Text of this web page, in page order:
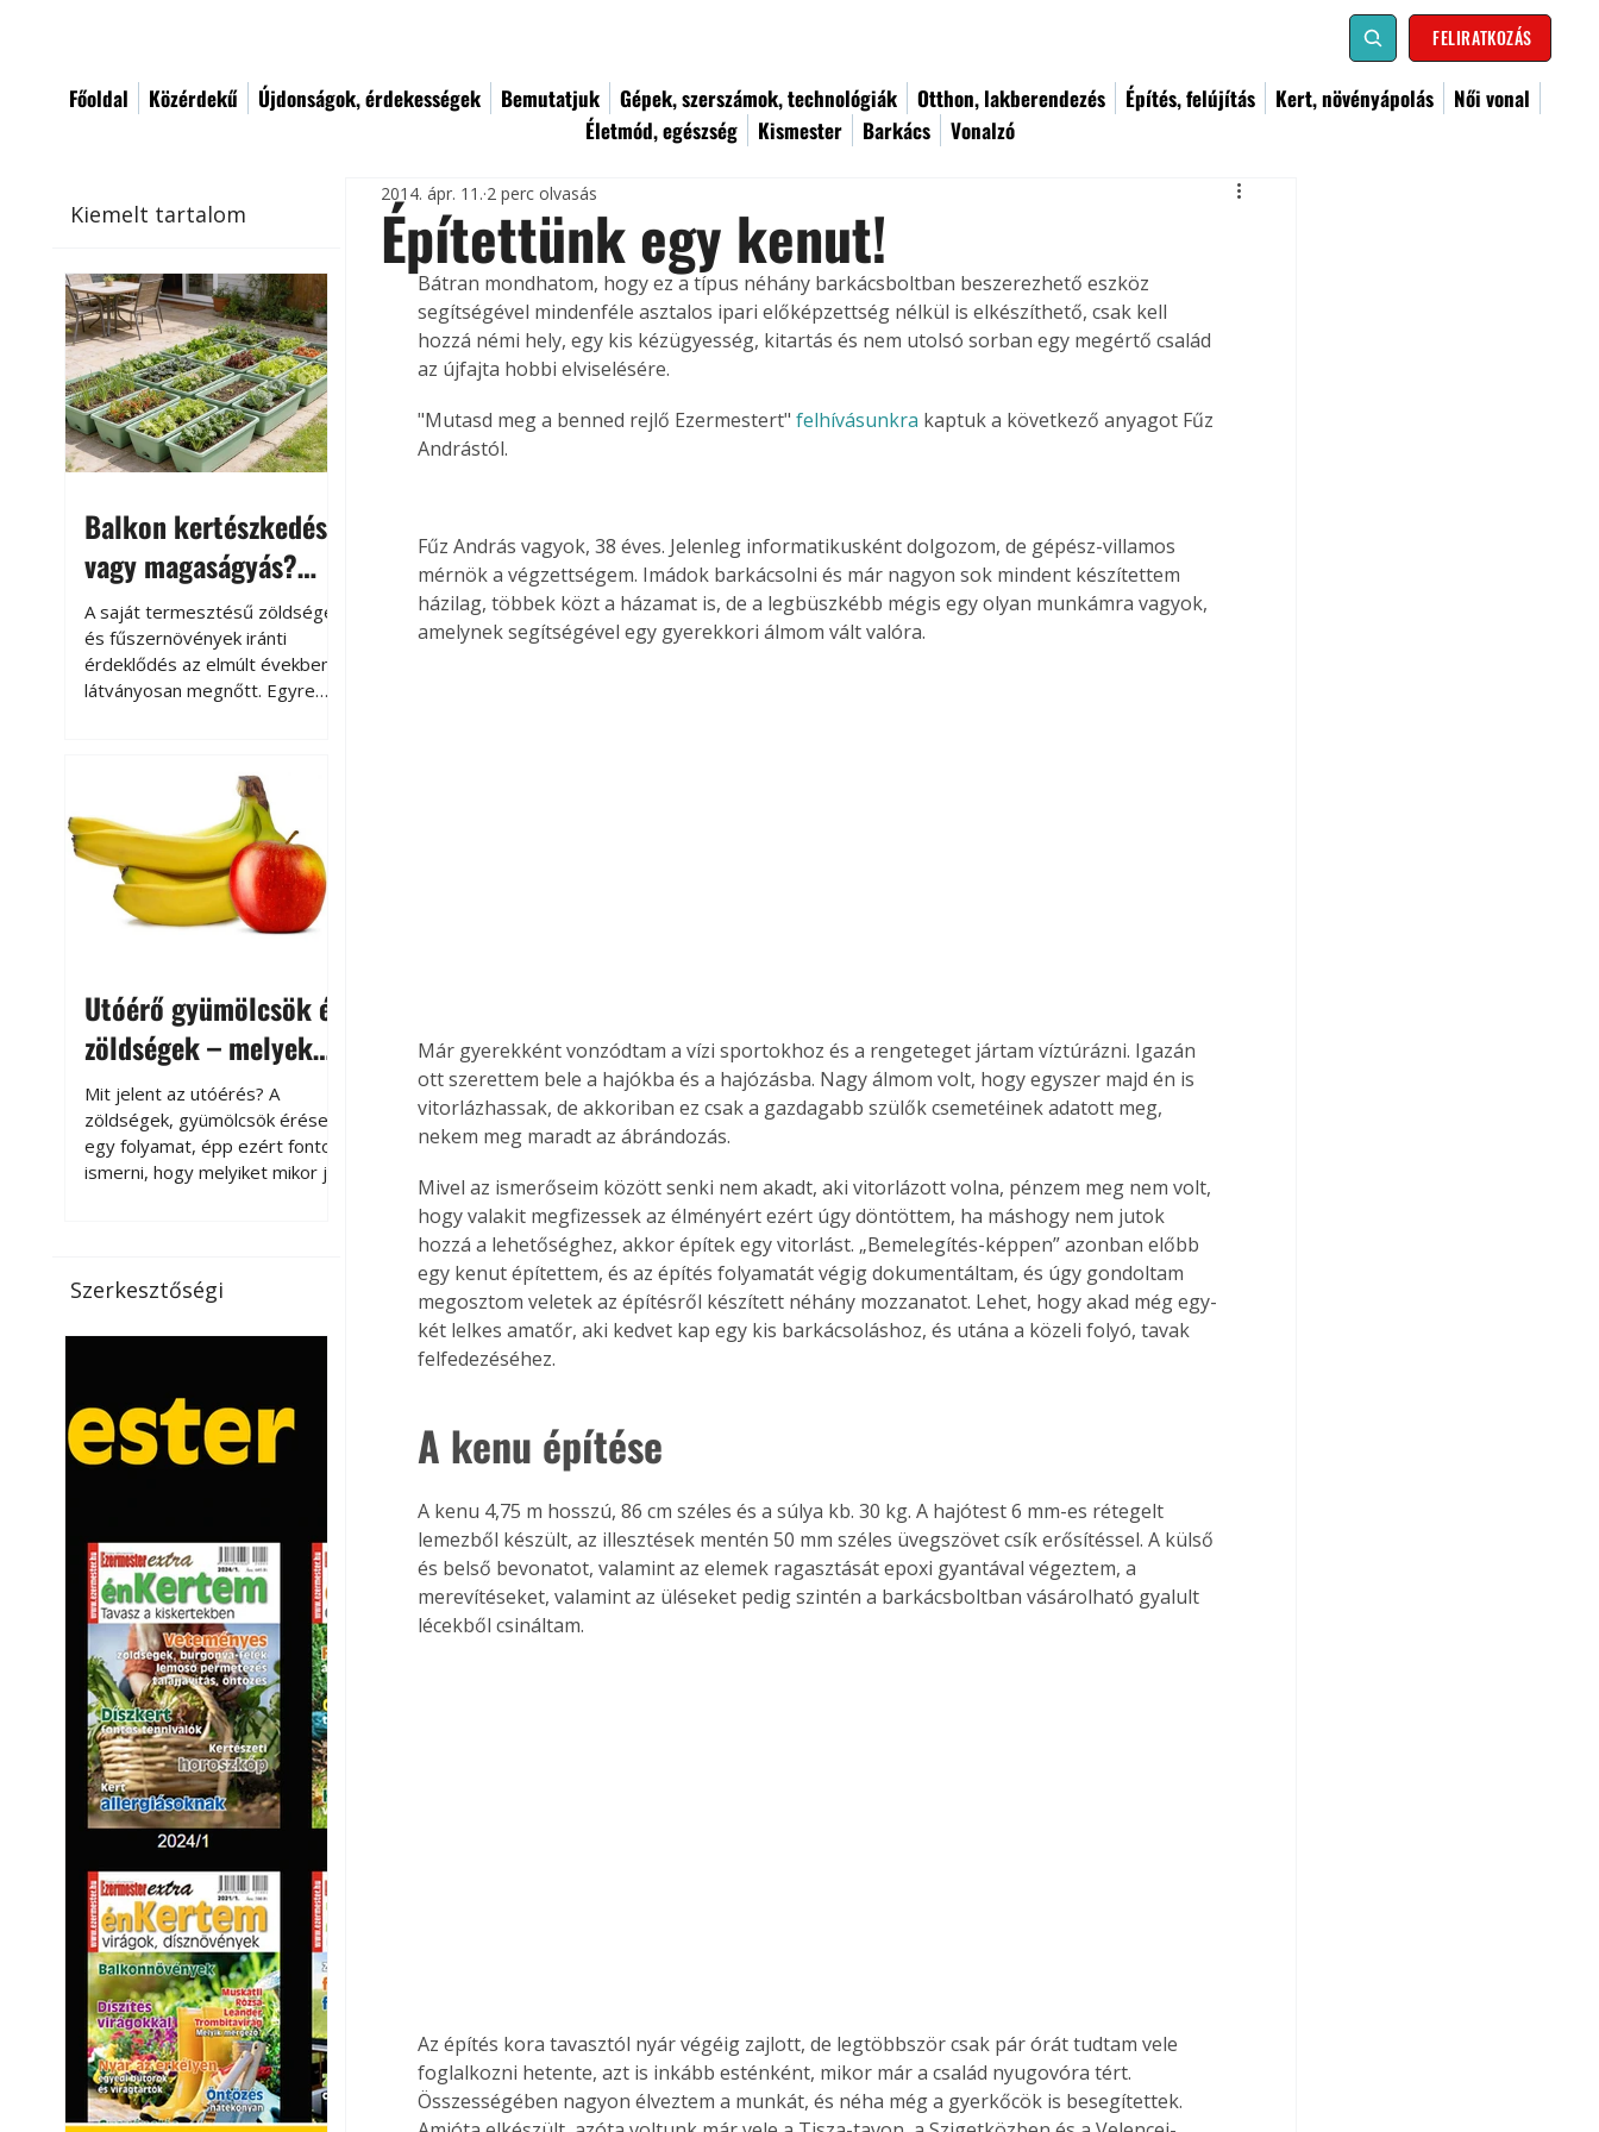
FELIRATKOZÁS
Főoldal Közérdekű Újdonságok, érdekességek Bemutatjuk Gépek, szerszámok, technológiák Otthon, lakberendezés Építés, felújítás Kert, növényápolás
Női vonal
Életmód, egészség
Kismester Barkács Vonalzó
Kiemelt tartalom
Balkon kertészkedés
vagy magaságyás?
Helytakarékos
kertészkedés
A saját termesztésű zöldségek
és fűszernövények iránti
érdeklődés az elmúlt években
látványosan megnőtt. Egyre
kertészkedés sokak számára
kikapcsolódást és feltöltődést
is jelent.
Utóérő gyümölcsök és
zöldségek – melyek
érnek tovább leszedés
után?
Mit jelent az utóérés? A
zöldségek, gyümölcsök érése
egy folyamat, épp ezért fontos
ismerni, hogy melyiket mikor jó
paradicsomot sokszor
gazdasági érettségben, azaz
Utóérik eközben, de nem lesz
olyan ízű, mint amit a saját
kertünkben, biológiai
tárolható h
Szerkesztőségi
Építettünk egy kenut!
2014. ápr. 11. 2 perc olvasás
Bátran mondhatom, hogy ez a típus néhány barkácsboltban beszerezhető eszköz
segítségével mindenféle asztalos ipari előképzettség nélkül is elkészíthető, csak kell
hozzá némi hely, egy kis kézügyesség, kitartás és nem utolsó sorban egy megértő család
az újfajta hobbi elviselésére.
"Mutasd meg a benned rejlő Ezermestert" felhívásunkra kaptuk a következő anyagot Fűz
Andrástól.
Fűz András vagyok, 38 éves. Jelenleg informatikusként dolgozom, de gépész-villamos
mérnök a végzettségem. Imádok barkácsolni és már nagyon sok mindent készítettem
házilag, többek közt a házamat is, de a legbüszkébb mégis egy olyan munkámra vagyok,
amelynek segítségével egy gyerekkori álmom vált valóra.
Már gyerekként vonzódtam a vízi sportokhoz és a rengeteget jártam víztúrázni. Igazán
ott szerettem bele a hajókba és a hajózásba. Nagy álmom volt, hogy egyszer majd én is
vitorlázhassak, de akkoriban ez csak a gazdagabb szülők csemetéinek adatott meg,
nekem meg maradt az ábrándozás.
Mivel az ismerőseim között senki nem akadt, aki vitorlázott volna, pénzem meg nem volt,
hogy valakit megfizessek az élményért ezért úgy döntöttem, ha máshogy nem jutok
hozzá a lehetőséghez, akkor építek egy vitorlást. „Bemelegítés-képpen” azonban előbb
egy kenut építettem, és az építés folyamatát végig dokumentáltam, és úgy gondoltam
megosztom veletek az építésről készített néhány mozzanatot. Lehet, hogy akad még egy-
két lelkes amatőr, aki kedvet kap egy kis barkácsoláshoz, és utána a közeli folyó, tavak
felfedezéséhez.
A kenu építése
A kenu 4,75 m hosszú, 86 cm széles és a súlya kb. 30 kg. A hajótest 6 mm-es rétegelt
lemezből készült, az illesztések mentén 50 mm széles üvegszövet csík erősítéssel. A külső
és belső bevonatot, valamint az elemek ragasztását epoxi gyantával végeztem, a
merevítéseket, valamint az üléseket pedig szintén a barkácsboltban vásárolható gyalult
lécekből csináltam.
Az építés kora tavasztól nyár végéig zajlott, de legtöbbször csak pár órát tudtam vele
foglalkozni hetente, azt is inkább esténként, mikor már a család nyugovóra tért.
Összességében nagyon élveztem a munkát, és néha még a gyerkőcök is besegítettek.